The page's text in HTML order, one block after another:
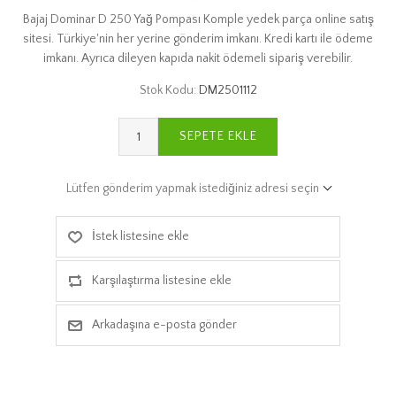
Bajaj Dominar D 250 Yağ Pompası Komple yedek parça online satış
sitesi. Türkiye'nin her yerine gönderim imkanı. Kredi kartı ile ödeme
imkanı. Ayrıca dileyen kapıda nakit ödemeli sipariş verebilir.
Stok Kodu: DM2501112
SEPETE EKLE
Lütfen gönderim yapmak istediğiniz adresi seçin
İstek listesine ekle
Karşılaştırma listesine ekle
Arkadaşına e-posta gönder